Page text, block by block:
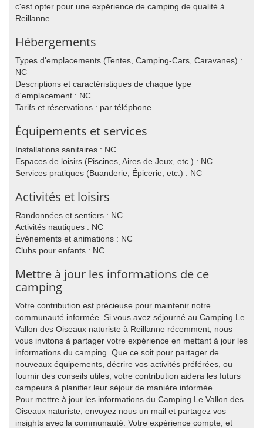
c'est opter pour une expérience de camping de qualité à
Reillanne.
Hébergements
Types d'emplacements (Tentes, Camping-Cars, Caravanes) :
NC
Descriptions et caractéristiques de chaque type
d'emplacement : NC
Tarifs et réservations : par téléphone
Équipements et services
Installations sanitaires : NC
Espaces de loisirs (Piscines, Aires de Jeux, etc.) : NC
Services pratiques (Buanderie, Épicerie, etc.) : NC
Activités et loisirs
Randonnées et sentiers : NC
Activités nautiques : NC
Événements et animations : NC
Clubs pour enfants : NC
Mettre à jour les informations de ce
camping
Votre contribution est précieuse pour maintenir notre
communauté informée. Si vous avez séjourné au Camping Le
Vallon des Oiseaux naturiste à Reillanne récemment, nous
vous invitons à partager votre expérience en mettant à jour les
informations du camping. Que ce soit pour partager de
nouveaux équipements, décrire vos activités préférées, ou
fournir des conseils utiles, votre contribution aidera les futurs
campeurs à planifier leur séjour de manière informée.
Pour mettre à jour les informations du Camping Le Vallon des
Oiseaux naturiste, envoyez nous un mail et partagez vos
insights avec la communauté. Votre expérience compte, et